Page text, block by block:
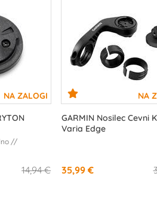
//
14,94 €
GARMIN Nosilec Cevni
Varia Edge
35,99 €